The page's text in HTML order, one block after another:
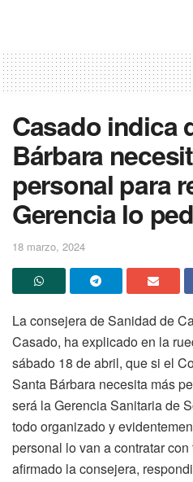
Casado indica
Bárbara
personal para
Gerencia lo
18 marzo, 2024
La consejera de Sanidad de
Casado, ha explicado en la
sábado 18 de abril, que si el
Santa Bárbara necesita más
será la Gerencia Sanitaria de
todo organizado y
personal lo van a contratar
afirmado la consejera,